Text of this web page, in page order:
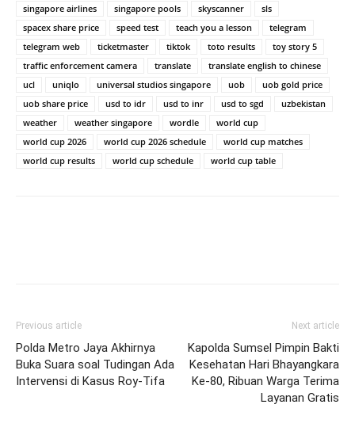
singapore airlines
singapore pools skyscanner
sls
spacex share price
speed test teach you a lesson
telegram
telegram web
ticketmaster tiktok toto results
toy story 5
traffic enforcement camera
translate
translate english to chinese
ucl
uniqlo universal studios singapore uob
uob gold price
uob share price
usd to idr usd to inr usd to sgd
uzbekistan
weather
weather singapore wordle
world cup
world cup 2026
world cup 2026 schedule
world cup matches
world cup results
world cup schedule world cup table
Previous article
Polda Metro Jaya Akhirnya
Buka Suara soal Tudingan Ada
Intervensi di Kasus Roy-Tifa
Next article
Kapolda Sumsel Pimpin Bakti
Kesehatan Hari Bhayangkara
Ke-80, Ribuan Warga Terima
Layanan Gratis